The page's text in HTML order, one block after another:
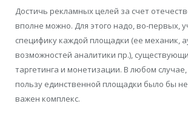
Достичь рекламных целей за счет
вполне можно. Для этого надо, во-первых,
специфику каждой площадки (ее механик,
возможностей аналитики пр.),
таргетинга и монетизации. В любом
пользу единственной площадки было бы
важен комплекс.